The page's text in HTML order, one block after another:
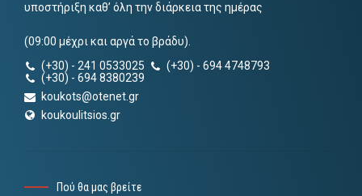
υποστήριξη καθ’ όλη την διάρκεια της ημέρας
(09:00 μέχρι και αργά το βράδυ).
(+30) - 241 0533025
(+30) - 694 4748793
(+30) - 694 8380239
koukots@otenet.gr
koukoulitsios.gr
Πού θα μας βρείτε